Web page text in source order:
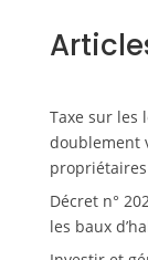
Taxe sur les
doublement
Décret n°
les baux